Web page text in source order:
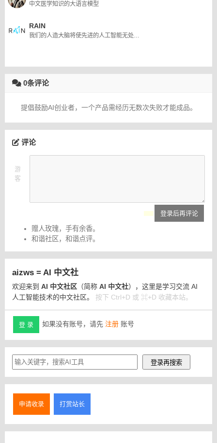
中文医学知识的大语言模型
RAIN
我们的人造大脑将使先进的人工智能无处不在，成为人工智能时代万亿美元产业的构建平台，并最终为完全自主的 AGI 提供动力。
0条评论
提倡鼓励AI创业者，一个产品需经历无数次失败才能成品。
评论
游
客
登录后再评论
赠人玫瑰，手有余香。
和谐社区，和谐点评。
aizws = AI 中文社
欢迎来到 AI 中文社区 （简称 AI 中文社），这里是学习交流 AI
人工智能技术的中文社区。 按下 Ctrl+D 或 ⌘+D 收藏本站。
登 录 如果没有账号，请先 注册 账号
申请收录 打赏站长